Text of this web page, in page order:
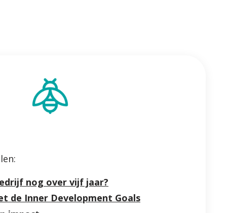
nog over vijf jaar?
de Inner Development Goals